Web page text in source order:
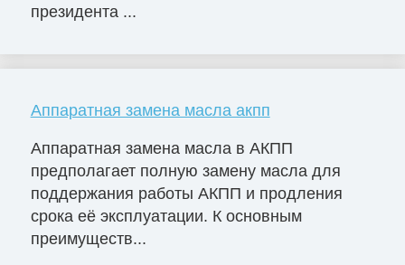
президента ...
Аппаратная замена масла акпп
Аппаратная замена масла в АКПП
предполагает полную замену масла для
поддержания работы АКПП и продления
срока её эксплуатации. К основным
преимуществ...